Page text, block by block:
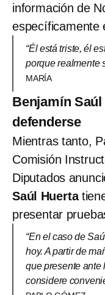
información de
específicamente
“Él está triste, él
porque realmente
MARÍA
Benjamín
defenderse
Mientras tanto,
Comisión
Diputados
Saúl Huerta
presentar
“En el caso de
hoy. A partir de
que presente ante
considere